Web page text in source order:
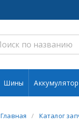
Шины
Главная Каталог